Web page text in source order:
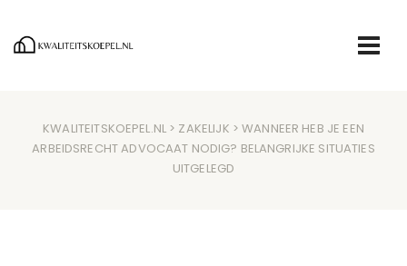
KWALITEITSKOEPEL.NL > ZAKELIJK > WANNEER HEB JE EEN
ARBEIDSRECHT ADVOCAAT NODIG? BELANGRIJKE SITUATIES
UITGELEGD